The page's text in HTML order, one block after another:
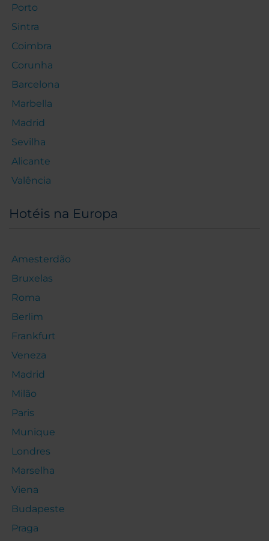
Porto
Sintra
Coimbra
Corunha
Barcelona
Marbella
Madrid
Sevilha
Alicante
Valência
Hotéis na Europa
Amesterdão
Bruxelas
Roma
Berlim
Frankfurt
Veneza
Madrid
Milão
Paris
Munique
Londres
Marselha
Viena
Budapeste
Praga